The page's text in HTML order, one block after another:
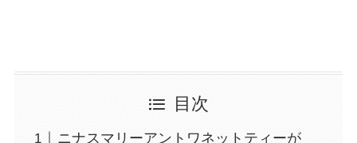
目次
ニナスマリーアントワネットティーが